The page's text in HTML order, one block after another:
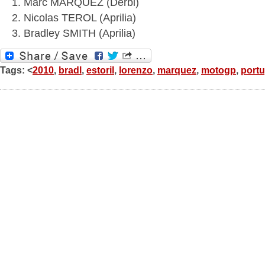
Marc MARQUEZ (Derbi)
Nicolas TEROL (Aprilia)
Bradley SMITH (Aprilia)
Tags: <2010, bradl, estoril, lorenzo, marquez, motogp,